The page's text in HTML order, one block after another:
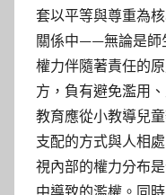
套以平等與尊重為
關係中——無論是師
權力伴隨著責任的
方，負有避免濫用
教育應從小教導兒
支配的方式與人相
視內部的權力分布